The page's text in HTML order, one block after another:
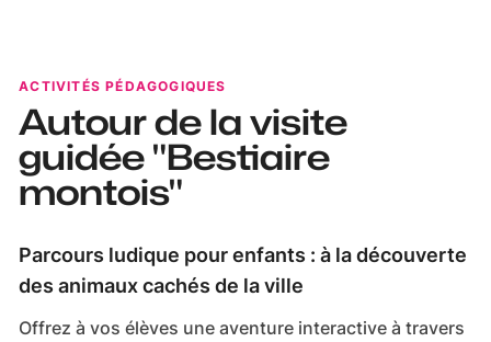
ACTIVITÉS PÉDAGOGIQUES
Autour de la visite
guidée "Bestiaire
montois"
Parcours ludique pour enfants : à la découverte
des animaux cachés de la ville
Offrez à vos élèves une aventure interactive à travers